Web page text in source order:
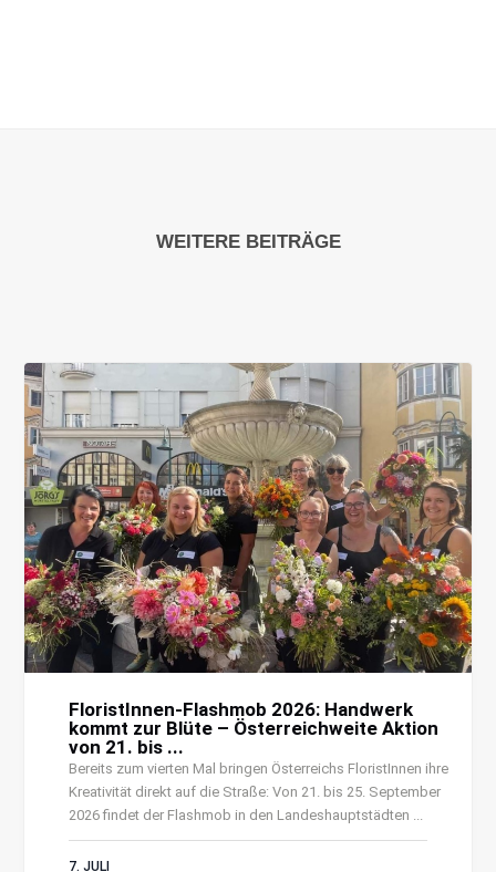
WEITERE BEITRÄGE
FloristInnen-Flashmob 2026: Handwerk
kommt zur Blüte – Österreichweite Aktion
von 21. bis ...
Bereits zum vierten Mal bringen Österreichs FloristInnen ihre
Kreativität direkt auf die Straße: Von 21. bis 25. September
2026 findet der Flashmob in den Landeshauptstädten ...
7. JULI